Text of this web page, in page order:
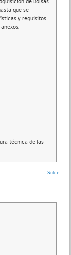
que se
y requisitos
técnica de las
Subir